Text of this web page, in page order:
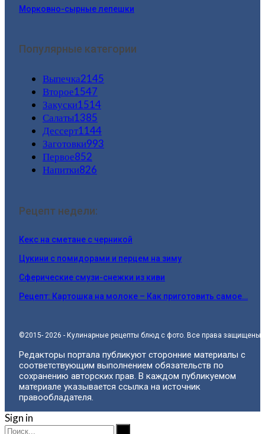
Морковно-сырные лепешки
Популярные категории
Выпечка2145
Второе1547
Закуски1514
Салаты1385
Дессерт1144
Заготовки993
Первое852
Напитки826
Рецепт недели:
Кекс на сметане с черникой
Цукини с помидорами и перцем на зиму
Сферические смузи-снежки из киви
Рецепт: Картошка на молоке – Как приготовить самое…
©2015- 2026 - Кулинарные рецепты блюд с фото. Все права защищены.
Редакторы портала публикуют сторонние материалы с
соответствующим выполнением обязательств по
сохранению авторских прав. В каждом публикуемом
материале указывается ссылка на источник
правообладателя.
Sign in